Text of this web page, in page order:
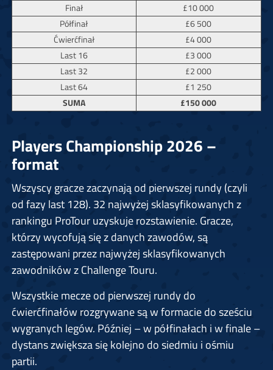
Finał
£10 000
Półfinał
£6 500
Ćwierćfinał
£4 000
Last 16
£3 000
Last 32
£2 000
Last 64
£1 250
SUMA
£150 000
Players Championship 2026 –
format
Wszyscy gracze zaczynają od pierwszej rundy (czyli
od fazy last 128). 32 najwyżej sklasyfikowanych z
rankingu ProTour uzyskuje rozstawienie. Gracze,
którzy wycofują się z danych zawodów, są
zastępowani przez najwyżej sklasyfikowanych
zawodników z Challenge Touru.
Wszystkie mecze od pierwszej rundy do
ćwierćfinałów rozgrywane są w formacie do sześciu
wygranych legów. Później – w półfinałach i w finale –
dystans zwiększa się kolejno do siedmiu i ośmiu
partii.